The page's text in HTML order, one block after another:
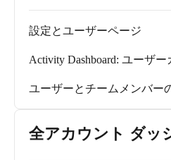
設定とユーザーページ
Activity Dashboard: ユーザー
ユーザーとチームメンバー
全アカウント ダッ